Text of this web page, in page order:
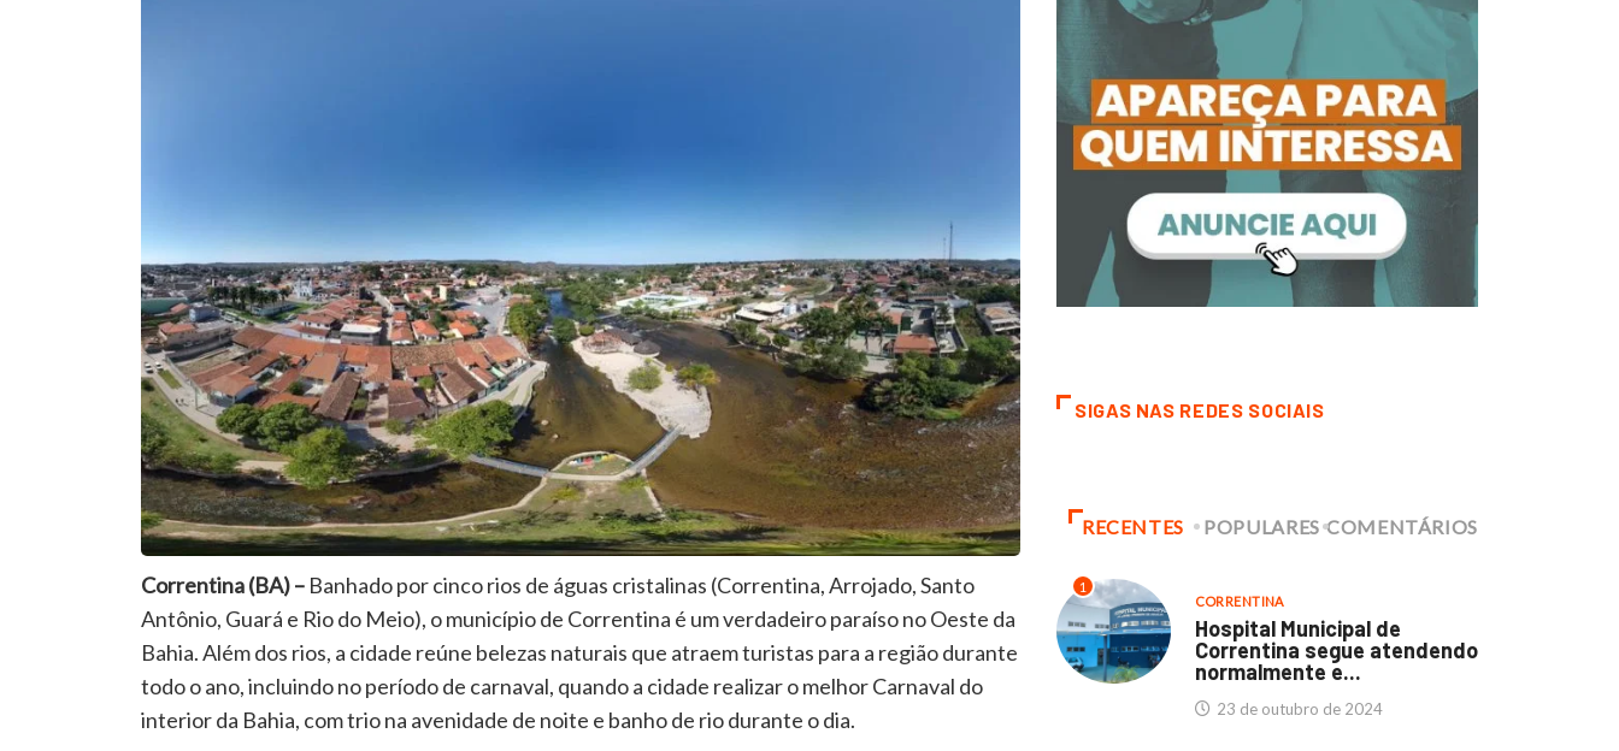
Correntina (BA) – Banhado por cinco rios de águas cristalinas (Correntina, Arrojado, Santo
Antônio, Guará e Rio do Meio), o município de Correntina é um verdadeiro paraíso no Oeste da
Bahia. Além dos rios, a cidade reúne belezas naturais que atraem turistas para a região durante
todo o ano, incluindo no período de carnaval, quando a cidade realizar o melhor Carnaval do
interior da Bahia, com trio na avenidade de noite e banho de rio durante o dia.
SIGAS NAS REDES SOCIAIS
RECENTES POPULARES COMENTÁRIOS
1
CORRENTINA
Hospital Municipal de
Correntina segue atendendo
normalmente e...
23 de outubro de 2024